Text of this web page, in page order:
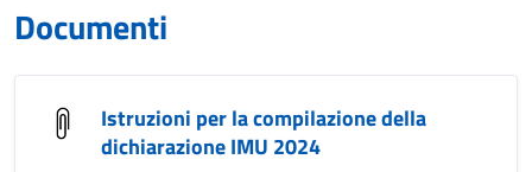
Documenti
Istruzioni per la compilazione della
dichiarazione IMU 2024